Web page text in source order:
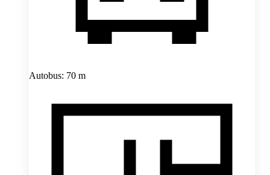
Autobus: 70 m